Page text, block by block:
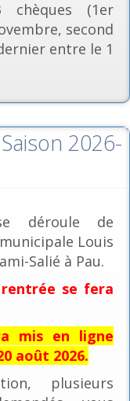
(1er
second
entre le 1
2026-
déroule de
Louis
Salié à Pau.
rentrée se fera
mis en ligne
août 2026.
plusieurs